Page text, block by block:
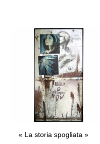
« La storia spogliata »